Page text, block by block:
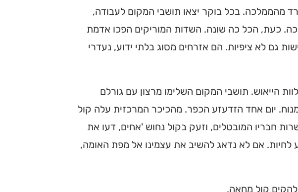
מהממלכה. בכל בוקר יצאו תושבי המקום לעבודה,
כעת, הכל כה שונה. השדות המוריקים הפכו אדמת
גם לא ציפיות. הם אזרחים מסוג בלתי ידוע, נעדרי
הייאוש. תושבי המקום השלימו מרצון עם גורלם
יום אחד הזדעזע הכפר. מהכיכר המרכזית עלה קול
חבריו המובטלים, וזעק בקול נחוש 'אחים, דעו את
לחיות. אם לא נדאג להשיב את עצמינו אל מפת האומה,
קול מחאה.